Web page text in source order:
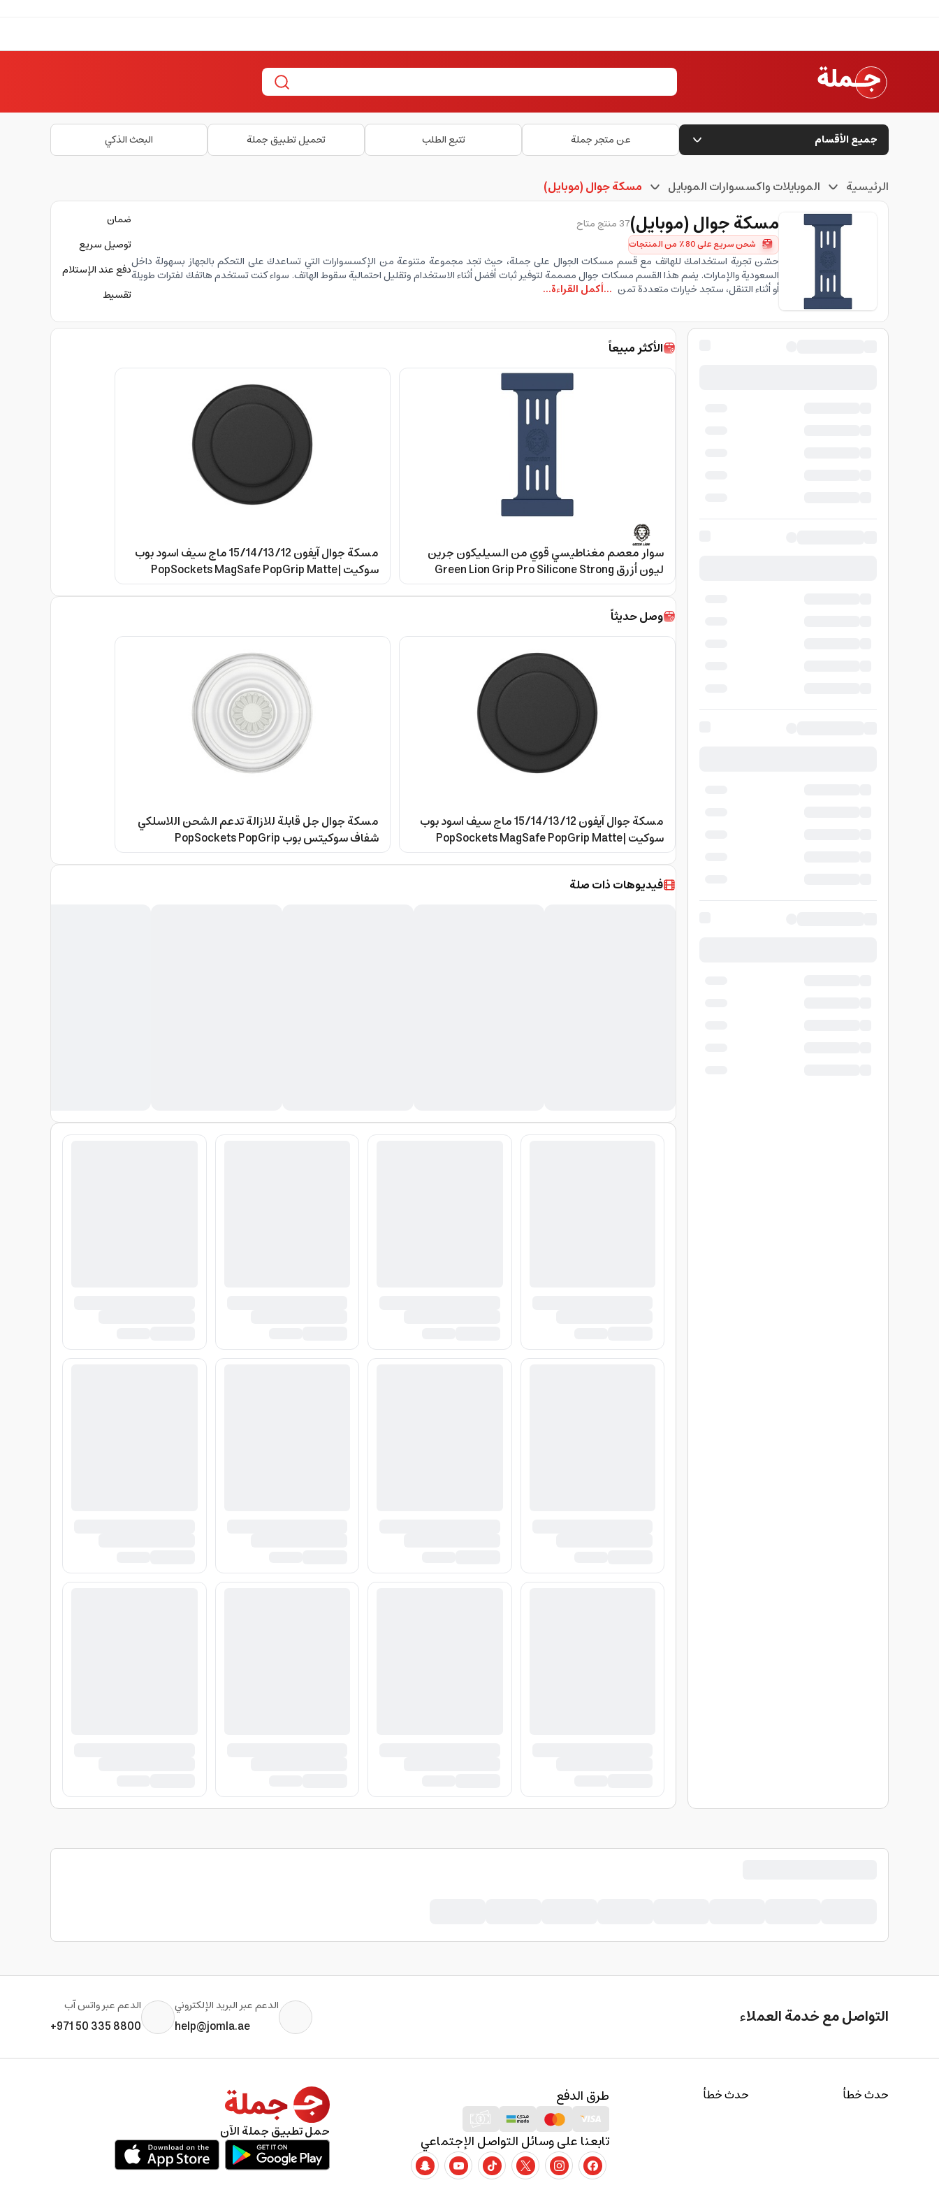
جميع الأقسام عن متجر جملة تتبع الطلب تحميل تطبيق جملة البحث الذكي
الرئيسية الموبايلات واكسسوارات الموبايل مسكة جوال (موبايل)
مسكة جوال (موبايل)37 منتج متاح
شحن سريع على 80٪ من المنتجات
حسّن تجربة استخدامك للهاتف مع قسم مسكات الجوال على جملة، حيث تجد مجموعة متنوعة من الإكسسوارات التي تساعدك على التحكم بالجهاز بسهولة داخل
السعودية والإمارات. يضم هذا القسم مسكات جوال مصممة لتوفير ثبات أفضل أثناء الاستخدام وتقليل احتمالية سقوط الهاتف. سواء كنت تستخدم هاتفك لفترات طويلة
أو أثناء التنقل، ستجد خيارات متعددة تمن ...أكمل القراءة...
ضمان
توصيل سريع
دفع عند الإستلام
تقسيط
الأكثر مبيعاً
سوار معصم مغناطيسي قوي من السيليكون جرين
ليون أزرق Green Lion Grip Pro Silicone Strong
Magnetic Wrist Band
مسكة جوال آيفون 15/14/13/12 ماج سيف اسود بوب
سوكيت PopSockets MagSafe PopGrip Matte|
Magnetic Phone Grip & Stand, Strong Magnet, for
iPhone 15/14/13/12 & MagSafe Cases, Included
Black
وصل حديثاً
مسكة جوال آيفون 15/14/13/12 ماج سيف اسود بوب
سوكيت PopSockets MagSafe PopGrip Matte|
Magnetic Phone Grip & Stand, Strong Magnet, for
iPhone 15/14/13/12 & MagSafe Cases, Included
Adapter Ring for non-MagSafe Phones & Cases -
مسكة جوال جل قابلة للازالة تدعم الشحن اللاسلكي
شفاف سوكيتس بوب PopSockets PopGrip
Standard| Gel Phone Grip & KickStand,
Cemovable Ceusable Washable, Works with
فيديوهات ذات صلة
التواصل مع خدمة العملاء الدعم عبر البريد الإلكتروني
help@jomla.ae
الدعم عبر واتس آب
+971 50 335 8800
حدث خطأ حدث خطأ طرق الدفع
تابعنا على وسائل التواصل الإجتماعي حمل تطبيق جملة الآن